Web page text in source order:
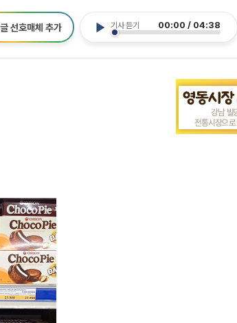
기사 듣기 00:00 / 04:38
선호매체 추가